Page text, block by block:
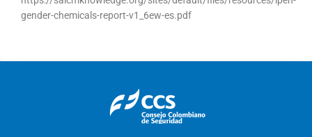
gender-chemicals-report-v1_6ew-es.pdf